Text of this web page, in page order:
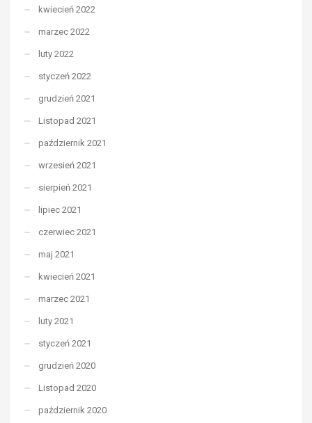
kwiecień 2022
marzec 2022
luty 2022
styczeń 2022
grudzień 2021
Listopad 2021
październik 2021
wrzesień 2021
sierpień 2021
lipiec 2021
czerwiec 2021
maj 2021
kwiecień 2021
marzec 2021
luty 2021
styczeń 2021
grudzień 2020
Listopad 2020
październik 2020